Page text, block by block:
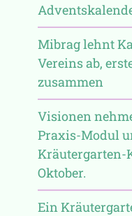
Mibrag lehnt
Vereins ab,
zusammen
Visionen
Praxis-Modul
Kräutergarten-
Oktober.
Ein